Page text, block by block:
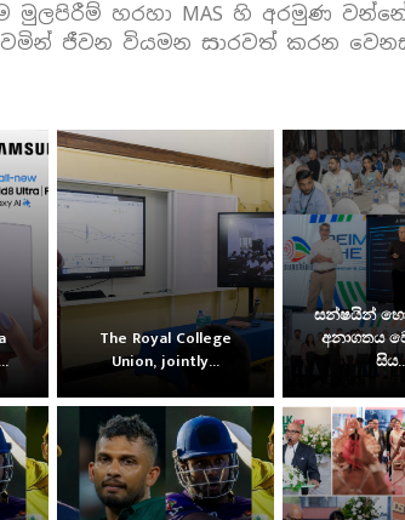
මුලපිරීම් හරහා MAS හි අරමුණ
ජීවන වියමන සාරවත් කරන
The Royal College
Union, jointly...
සන්ෂයින්
අනාගතය